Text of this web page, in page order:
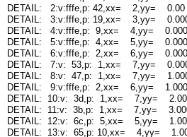
DETAIL: 2:v:fffe,p: 42,xx= 2,yy= 0.00
DETAIL: 3:v:fffe,p: 19,xx= 3,yy=
DETAIL: 4:v:fffe,p: 9,xx= 4,yy=
DETAIL: 5:v:fffe,p: 4,xx= 5,yy=
DETAIL: 6:v:fffe,p: 2,xx= 6,yy=
DETAIL: 7:v: 53,p: 1,xx= 7,yy=
DETAIL: 8:v: 47,p: 1,xx= 7,yy=
DETAIL: 9:v:fffe,p: 2,xx= 6,yy=
DETAIL: 10:v: 3d,p: 1,xx= 7,yy=
DETAIL: 11:v: 3b,p: 1,xx= 7,yy=
DETAIL: 12:v: 6c,p: 5,xx= 5,yy=
DETAIL: 13:v: 65,p: 10,xx= 4,yy=